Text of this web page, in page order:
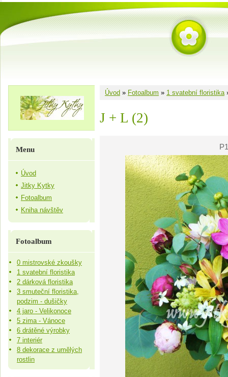
Úvod » Fotoalbum » 1 svatební floristika
J + L (2)
Menu
Úvod
Jitky Kytky
Fotoalbum
Kniha návštěv
Fotoalbum
0 mistrovské zkoušky
1 svatební floristika
2 dárková floristika
3 smuteční floristika,
podzim - dušičky
4 jaro - Velikonoce
5 zima - Vánoce
6 drátěné výrobky
7 interiér
8 dekorace z umělých
rostlin